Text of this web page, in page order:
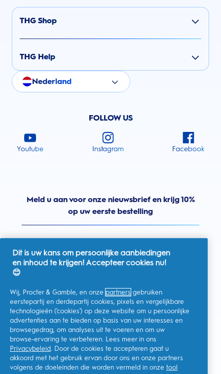
THG Shop
THG Help
Nederland
FOLLOW US
Youtube Instagram Facebook
Meld u aan voor onze nieuwsbrief en krijg 10%
op uw eerste bestelling
Ik geef toestemming voor het ontvangen van
gepersonaliseerde communicatie met betrekking tot
aanbiedingen, nieuws en andere promotionele initiatieven van
Oral-B en andere P&G-merkenvia e-mail en online kanalen. Ik
kan me op elk momentafmelden.
Procter & Gamble, als verwerkingsverantwoordelijke, zal uw
persoonlijke gegevens verwerken zodat u zich bij deze site kunt
registreren en de interactie kunt aangaan met de aangeboden
Dit is uw kans om persoonlijke aanbiedingen
en inhoud te krijgen! Accepteer cookies nu!
😊
Wij, Procter & Gamble, en onze partners gebruiken
eerstepartij en derdepartij cookies, pixels en vergelijkbare
technologieën ('cookies') op deze website om u persoonlijke
advertenties aan te bieden op basis van uw interesses en
browsegedrag, om analyses uit te voeren en om uw
browse-ervaring te verbeteren. Lees meer in ons
Privacybeleid. Door de cookies te accepteren gaat u
akkoord met het gebruik ervan door ons en onze partners
volgens de doeleinden die worden vermeld in onze tool